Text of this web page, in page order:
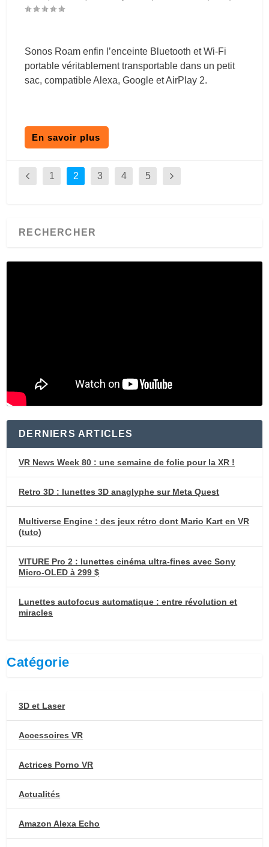
Sonos Roam enfin l’enceinte Bluetooth et Wi-Fi
portable véritablement transportable dans un petit
sac, compatible Alexa, Google et AirPlay 2.
En savoir plus
1 2 3 4 5
DERNIERS ARTICLES
VR News Week 80 : une semaine de folie pour la XR !
Retro 3D : lunettes 3D anaglyphe sur Meta Quest
Multiverse Engine : des jeux rétro dont Mario Kart en VR
(tuto)
VITURE Pro 2 : lunettes cinéma ultra-fines avec Sony
Micro-OLED à 299 $
Lunettes autofocus automatique : entre révolution et
miracles
Catégorie
3D et Laser
Accessoires VR
Actrices Porno VR
Actualités
Amazon Alexa Echo